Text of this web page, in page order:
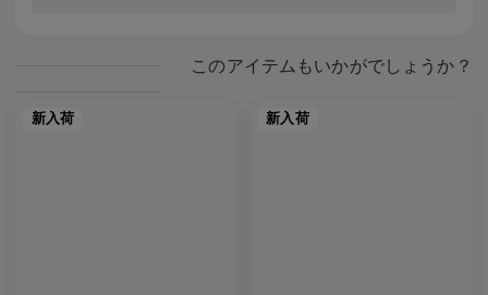
このアイテムもいかがでしょうか？
新入荷 新入荷